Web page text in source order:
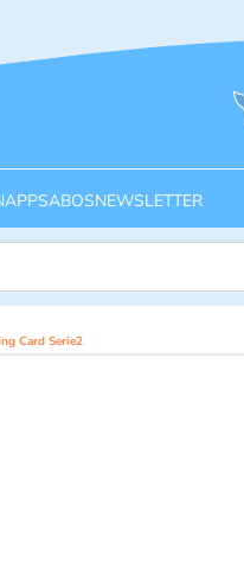
APPSABOSNEWSLETTER
Card Serie2